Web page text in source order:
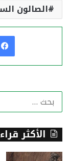
الصالون
الأكثر